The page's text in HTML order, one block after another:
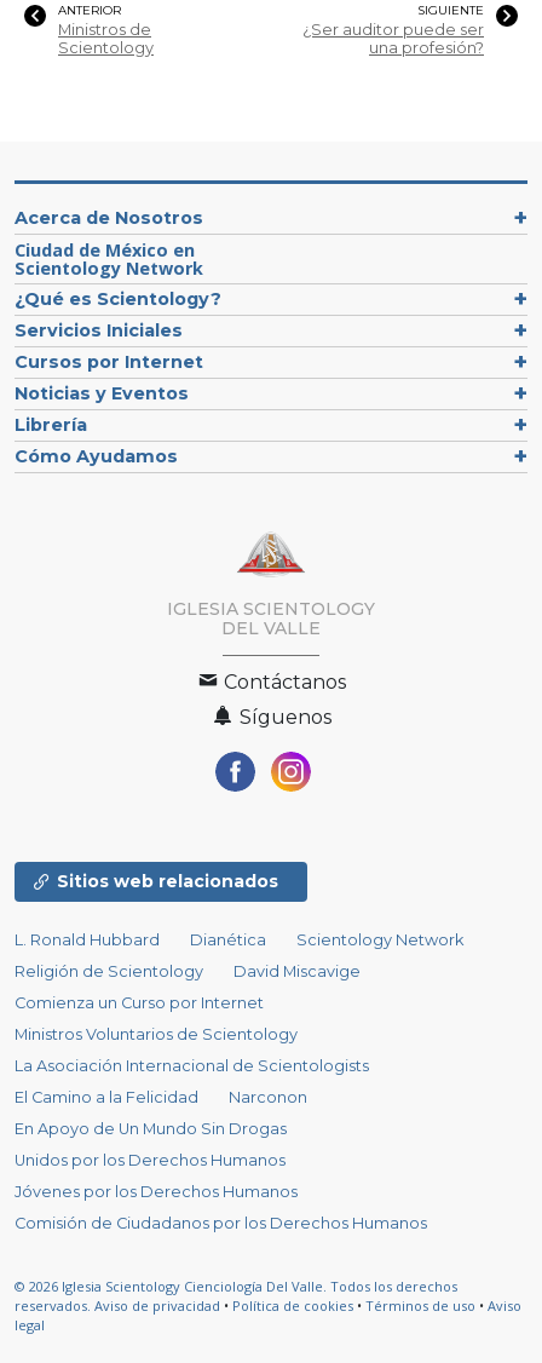
ANTERIOR
Ministros de
Scientology
SIGUIENTE
¿Ser auditor puede ser
una profesión?
Acerca de Nosotros
Ciudad de México en
Scientology Network
¿Qué es Scientology?
Servicios Iniciales
Cursos por Internet
Noticias y Eventos
Librería
Cómo Ayudamos
IGLESIA SCIENTOLOGY
DEL VALLE
Contáctanos
Síguenos
Sitios web relacionados
L. Ronald Hubbard Dianética
Scientology Network
Religión de Scientology
David Miscavige
Comienza un Curso por Internet
Ministros Voluntarios de Scientology
La Asociación Internacional de Scientologists
El Camino a la Felicidad
Narconon
En Apoyo de Un Mundo Sin Drogas
Unidos por los Derechos Humanos
Jóvenes por los Derechos Humanos
Comisión de Ciudadanos por los Derechos Humanos
© 2026 Iglesia Scientology Cienciología Del Valle. Todos los derechos
reservados. Aviso de privacidad • Política de cookies • Términos de uso • Aviso
legal